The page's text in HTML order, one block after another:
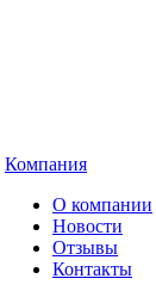
Компания
О компании
Новости
Отзывы
Контакты